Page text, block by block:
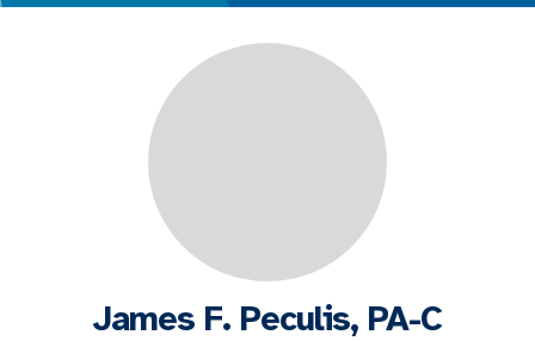
James F. Peculis, PA-C